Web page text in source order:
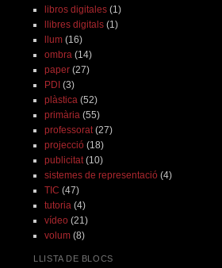
libros digitales(1)
llibres digitals(1)
llum(16)
ombra (14)
paper(27)
PDI(3)
plàstica (52)
primària (55)
professorat(27)
projecció(18)
publicitat(10)
sistemes de representació(4)
TIC (47)
tutoria (4)
vídeo(21)
volum(8)
LLISTA DE BLOCS